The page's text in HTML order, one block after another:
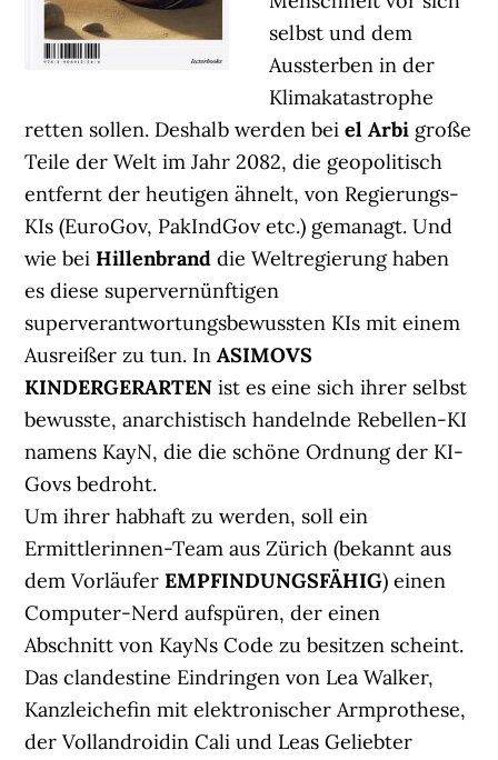
selbst und dem
Aussterben in der
Klimakatastrophe
retten sollen. Deshalb werden beiel Arbi große
Teile der Welt im Jahr 2082, die geopolitisch
entfernt der heutigen ähnelt, von Regierungs-
KIs (EuroGov, PakIndGov etc.) gemanagt. Und
wie beiHillenbrand die Weltregierung haben
es diese supervernünftigen
superverantwortungsbewussten KIs mit einem
Ausreißer zu tun. InASIMOVS
KINDERGERARTEN ist es eine sich ihrer selbst
bewusste, anarchistisch handelnde Rebellen-KI
namens KayN, die die schöne Ordnung der KI-
Govs bedroht.
Um ihrer habhaft zu werden, soll ein
Ermittlerinnen-Team aus Zürich (bekannt aus
dem VorläuferEMPFINDUNGSFÄHIG) einen
Computer-Nerd aufspüren, der einen
Abschnitt von KayNs Code zu besitzen scheint.
Das clandestine Eindringen von Lea Walker,
Kanzleichefin mit elektronischer Armprothese,
der Vollandroidin Cali und Leas Geliebter